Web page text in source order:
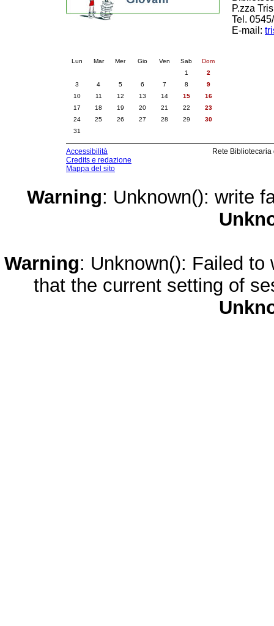
P.zza
Tel.
E-mail:
Lun Mar Mer Gio Ven Sab
Dom
1
2
3
4 5 6 7 8
9
10
11 12 13 14 15
16
17
18 19 20 21 22
23
24
25 26 27 28 29
30
31
Accessibilità
Credits e redazione
Mappa del sito
Rete
Warning: Unknown(): write
Warning: Unknown(): Failed
that the current setting of